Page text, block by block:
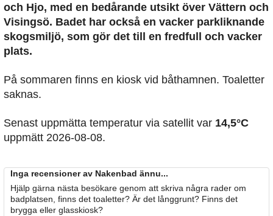
och Hjo, med en bedårande utsikt över Vättern och
Visingsö. Badet har också en vacker parkliknande
skogsmiljö, som gör det till en fredfull och vacker
plats.
På sommaren finns en kiosk vid båthamnen. Toaletter
saknas.
Senast uppmätta temperatur via satellit var 14,5°C
uppmätt 2026-08-08.
Inga recensioner av Nakenbad ännu...
Hjälp gärna nästa besökare genom att skriva några rader om
badplatsen, finns det toaletter? Är det långgrunt? Finns det
brygga eller glasskiosk?